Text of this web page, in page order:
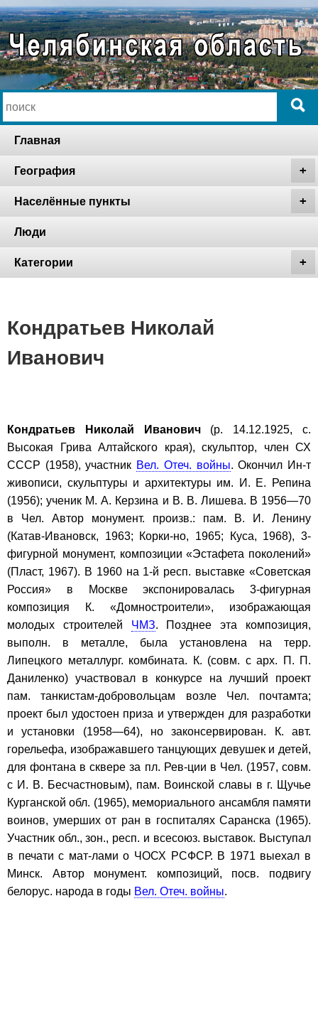
Главная
География
Населённые пункты
Люди
Категории
Кондратьев Николай
Иванович
Кондратьев Николай Иванович(р. 14.12.1925, с.
Высокая Грива Алтайского края), скульптор, член СХ
СССР (1958), участник Вел. Отеч. войны. Окончил Ин-т
живописи, скульптуры и архитектуры им. И. Е. Репина
(1956); ученик М. А. Керзина и В. В. Лишева. В 1956—70
в Чел. Автор монумент. произв.: пам. В. И. Ленину
(Катав-Ивановск, 1963; Корки-но, 1965; Куса, 1968), 3-
фигурной монумент, композиции «Эстафета поколений»
(Пласт, 1967). В 1960 на 1-й респ. выставке «Советская
Россия» в Москве экспонировалась 3-фигурная
композиция К. «Домностроители», изображающая
молодых строителей ЧМЗ. Позднее эта композиция,
выполн. в металле, была установлена на терр.
Липецкого металлург. комбината. К. (совм. с арх. П. П.
Даниленко) участвовал в конкурсе на лучший проект
пам. танкистам-добровольцам возле Чел. почтамта;
проект был удостоен приза и утвержден для разработки
и установки (1958—64), но законсервирован. К. авт.
горельефа, изображавшего танцующих девушек и детей,
для фонтана в сквере за пл. Рев-ции в Чел. (1957, совм.
с И. В. Бесчастновым), пам. Воинской славы в г. Щучье
Курганской обл. (1965), мемориального ансамбля памяти
воинов, умерших от ран в госпиталях Саранска (1965).
Участник обл., зон., респ. и всесоюз. выставок. Выступал
в печати с мат-лами о ЧОСХ РСФСР. В 1971 выехал в
Минск. Автор монумент. композиций, посв. подвигу
белорус. народа в годы Вел. Отеч. войны.